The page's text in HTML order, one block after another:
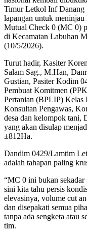
Timur Letkol Inf Danang
lapangan untuk meninjau
Mutual Check 0 (MC 0)
di Kecamatan Labuhan
(10/5/2026).
Turut hadir, Kasiter
Salam Sag., M.Han,
Gustian, Pasiter Kodim
Pembuat Komitmen
Pertanian (BPLIP) Kelas
Konsultan Pengawas,
desa dan kelompok tani,
yang akan disulap
±812Ha.
Dandim 0429/Lamtim
adalah tahapan paling
“MC 0 ini bukan
sini kita tahu persis
elevasinya, volume cut
dan disepakati semua
tanpa ada sengketa atau
tim.